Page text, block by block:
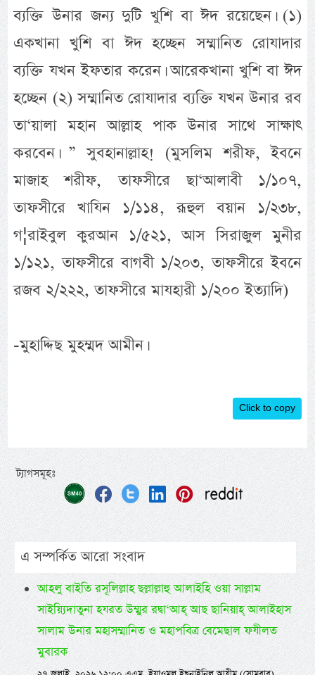
ব্যক্তি উনার জন্য দুটি খুশি বা ঈদ রয়েছেন। (১)
একখানা খুশি বা ঈদ হচ্ছেন সম্মানিত রোযাদার
ব্যক্তি যখন ইফতার করেন। আরেকখানা খুশি বা ঈদ
হচ্ছেন (২) সম্মানিত রোযাদার ব্যক্তি যখন উনার রব
তা‘য়ালা মহান আল্লাহ পাক উনার সাথে সাক্ষাৎ
করবেন। ” সুবহানাল্লাহ! (মুসলিম শরীফ, ইবনে
মাজাহ শরীফ, তাফসীরে ছা‘আলাবী ১/১০৭,
তাফসীরে খাযিন ১/১১৪, রূহুল বয়ান ১/২৩৮,
গ¦রাইবুল কুরআন ১/৫২১, আস সিরাজুল মুনীর
১/১২১, তাফসীরে বাগবী ১/২০৩, তাফসীরে ইবনে
রজব ২/২২২, তাফসীরে মাযহারী ১/২০০ ইত্যাদি)
-মুহাদ্দিছ মুহম্মদ আমীন।
Click to copy
ট্যাগসমূহঃ
এ সম্পর্কিত আরো সংবাদ
আহলু বাইতি রসূলিল্লাহ ছল্লাল্লাহু আলাইহি ওয়া সাল্লাম
সাইয়্যিদাতুনা হযরত উম্মুর রদ্বা‘আহ্ আছ ছানিয়াহ্ আলাইহাস
সালাম উনার মহাসম্মানিত ও মহাপবিত্র বেমেছাল ফযীলত
মুবারক